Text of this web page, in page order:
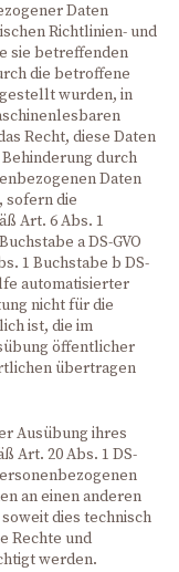
Daten
Richtlinien- und
sie betreffenden
die betroffene
wurden, in
Recht, diese Daten
durch
Daten
die
Art. 6 Abs. 1
a DS-GVO
1 Buchstabe b DS-
automatisierter
nicht für die
ist, die im
öffentlicher
übertragen
Ausübung ihres
Art. 20 Abs. 1 DS-
an einen anderen
dies technisch
Rechte und
werden.